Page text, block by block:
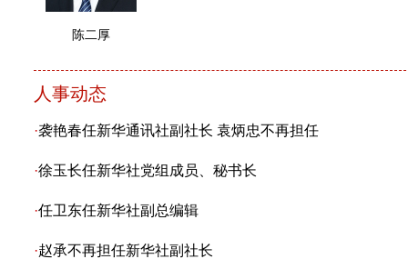
陈二厚
人事动态
·袭艳春任新华通讯社副社长 袁炳忠不再担任
·徐玉长任新华社党组成员、秘书长
·任卫东任新华社副总编辑
·赵承不再担任新华社副社长